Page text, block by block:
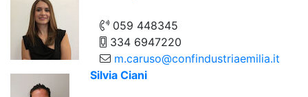
059 448345
334 6947220
m.caruso@confindustriaemilia.it
Silvia Ciani